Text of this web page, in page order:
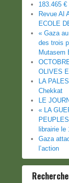
183.465
Revue Al
ECOLE
« Gaza
des trois
Mutasem
OLIVES
LA
Chekkat
LE
« LA
librairie le
Gaza
l’action